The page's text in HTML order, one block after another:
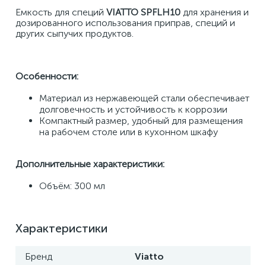
Емкость для специй VIATTO SPFLH10 для хранения и
дозированного использования приправ, специй и
других сыпучих продуктов.
Особенности:
Материал из нержавеющей стали обеспечивает
долговечность и устойчивость к коррозии
Компактный размер, удобный для размещения
на рабочем столе или в кухонном шкафу
Дополнительные характеристики:
Объём: 300 мл
Характеристики
Бренд Viatto